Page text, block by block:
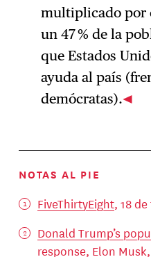
multiplicado por
un 47 % de la
que Estados
ayuda al país
demócratas).
NOTAS AL PIE
FiveThirtyEight, 18
Donald Trump’s
response, Elon